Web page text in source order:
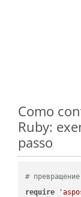
Como
Ruby:
passo
#
require